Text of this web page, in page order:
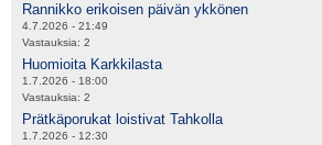
Rannikko erikoisen päivän ykkönen
4.7.2026 - 21:49
Vastauksia: 2
Huomioita Karkkilasta
1.7.2026 - 18:00
Vastauksia: 2
Prätkäporukat loistivat Tahkolla
1.7.2026 - 12:30